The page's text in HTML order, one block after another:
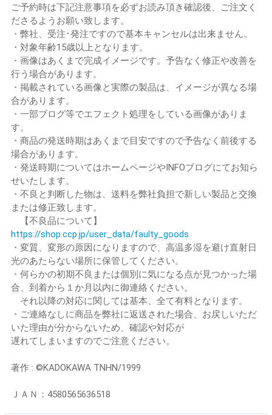
ご予約時は下記注意事項を必ずお読み頂き確認後、ご注文く
ださるようお願い致します。
・弊社、受注･発注ですので基本キャンセルは出来ません。
・対象年齢15歳以上となります。
・画像はあくまで完成イメージです。予告なく修正や改善を
行う場合があります。
・掲載されている画像と実際の製品は、イメージが異なる場
合があります。
・一部ブログ等でエフェクト処理をしている画像がありま
す。
・商品の発送時期はあくまで目安ですので予告なく前後する
場合があります。
・発送時期についてはホームページやINFOブログにてお知ら
せいたします。
・不良と判断した物は、送料を弊社負担で新しい製品と交換
または修正致します。
【不良品について】
https://shop.ccp.jp/user_data/faulty_goods
・変質、変形の原因になりますので、高温多湿を避け直射日
光のあたらない場所に保管してください。
・何らかの初期不良または個別に気になる点が見つかった場
合、到着から１か月以内に御連絡ください。
それ以降の対応に関しては基本、全て有料となります。
・ご連絡なしに商品を弊社に返送された場合、お戻しいただ
いた理由が分からないため、確認や対応が
遅れてしまいますのでご注意ください。
著作 : ©KADOKAWA TNHN/1999
ＪＡＮ：4580565636518